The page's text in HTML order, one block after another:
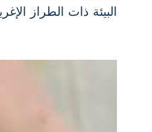
البيئة ذات الطراز